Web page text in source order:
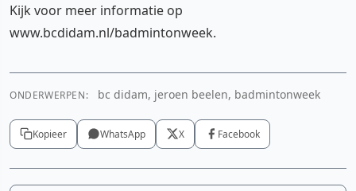
Kijk voor meer informatie op
www.bcdidam.nl/badmintonweek.
ONDERWERPEN: bc didam, jeroen beelen, badmintonweek
Kopieer WhatsApp X Facebook